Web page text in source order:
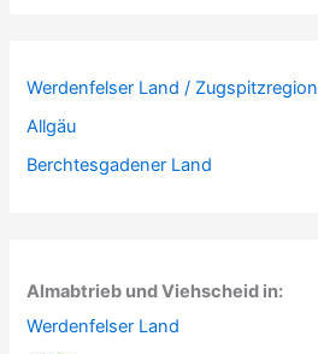
Werdenfelser Land / Zugspitzregion
Allgäu
Berchtesgadener Land
Almabtrieb und Viehscheid in:
Werdenfelser Land